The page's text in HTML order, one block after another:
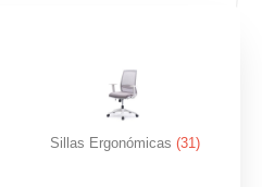
Sillas Ergonómicas (31)